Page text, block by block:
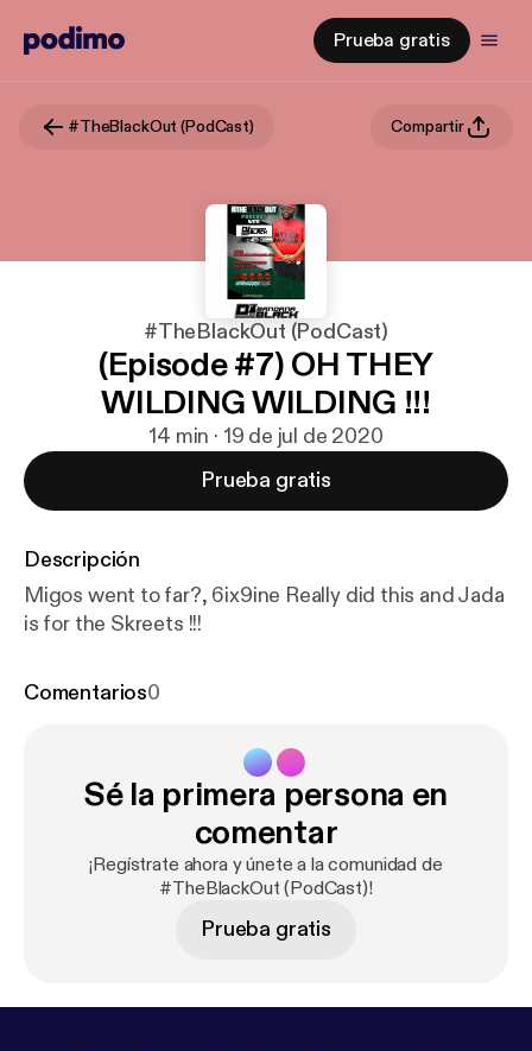
Prueba gratis
#TheBlackOut (PodCast) Compartir
#TheBlackOut (PodCast)
(Episode #7) OH THEY
WILDING WILDING !!!
14 min · 19 de jul de 2020
Prueba gratis
Descripción
Migos went to far?, 6ix9ine Really did this and Jada
is for the Skreets !!!
Comentarios0
Sé la primera persona en
comentar
¡Regístrate ahora y únete a la comunidad de
#TheBlackOut (PodCast)!
Prueba gratis